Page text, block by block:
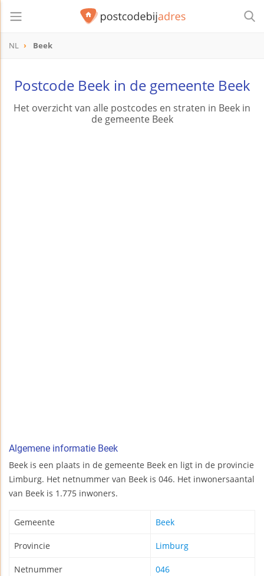
NL Beek
Postcode Beek in de gemeente Beek
Het overzicht van alle postcodes en straten in Beek in
de gemeente Beek
Algemene informatie Beek
Beek is een plaats in de gemeente Beek en ligt in de provincie
Limburg. Het netnummer van Beek is 046. Het inwonersaantal
van Beek is 1.775 inwoners.
Gemeente Beek
Provincie Limburg
Netnummer 046